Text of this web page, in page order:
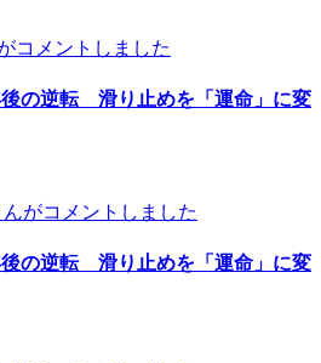
コメントしました
の逆転 滑り止めを「運命」に変
がコメントしました
の逆転 滑り止めを「運命」に変